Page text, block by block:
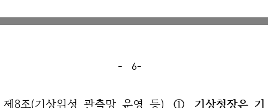
- 6-
제8조(기상위성 관측망 운영 등)
① 기상청장은 기